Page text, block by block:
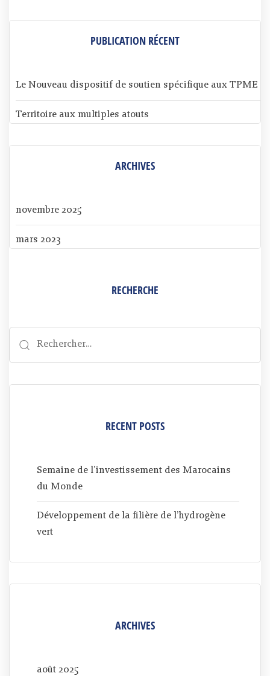
PUBLICATION RÉCENT
Le Nouveau dispositif de soutien spécifique aux TPME
Territoire aux multiples atouts
ARCHIVES
novembre 2025
mars 2023
RECHERCHE
RECENT POSTS
Semaine de l’investissement des Marocains
du Monde
Développement de la filière de l’hydrogène
vert
ARCHIVES
août 2025